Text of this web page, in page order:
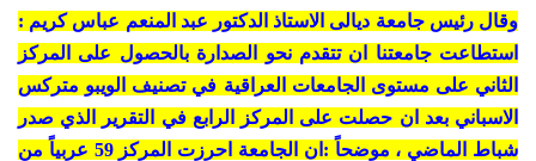
وقال رئيس جامعة ديالى الاستاذ الدكتور عبد المنعم عباس كريم :
استطاعت جامعتنا ان تتقدم نحو الصدارة بالحصول على المركز
الثاني على مستوى الجامعات العراقية في تصنيف الويبو متركس
الاسباني بعد ان حصلت على المركز الرابع في التقرير الذي صدر
شباط الماضي ، موضحاً :ان الجامعة احرزت المركز 59 عربياً من